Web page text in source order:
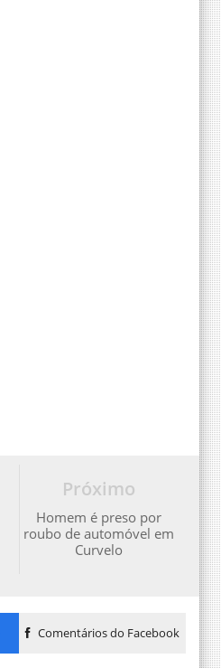
Próximo
Homem é preso por
roubo de automóvel em
Curvelo
Comentários do Facebook